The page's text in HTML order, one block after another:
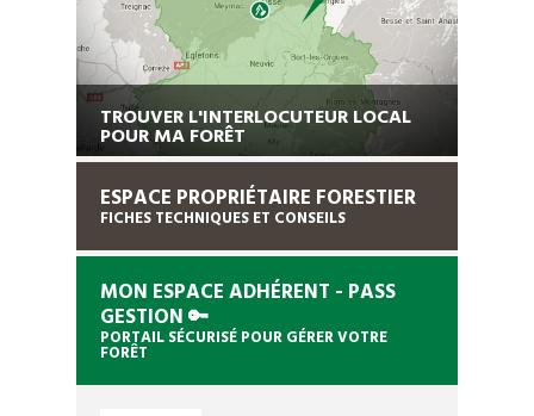
ESPACE PROPRIÉTAIRE
VENTES GROUPÉES
ACTUALITÉS
CONTACT
TROUVER L'INTERLOCUTEUR LOCAL
POUR MA FORÊT
ESPACE PROPRIÉTAIRE FORESTIER
FICHES TECHNIQUES ET CONSEILS
MON ESPACE ADHÉRENT - PASS
GESTION 🔑
PORTAIL SÉCURISÉ POUR GÉRER VOTRE
FORÊT